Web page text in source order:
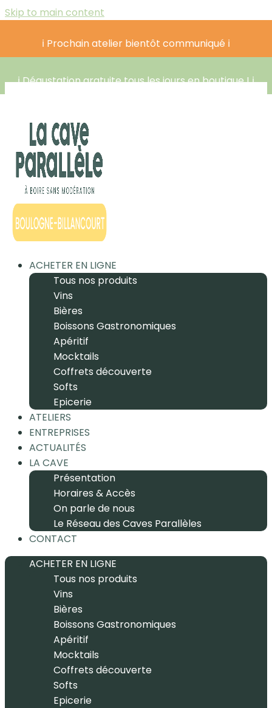
Skip to main content
ℹ️ Prochain atelier bientôt communiqué ℹ️
ℹ️ Dégustation gratuite tous les jours en boutique ! ℹ️
ACHETER EN LIGNE
Tous nos produits
Vins
Bières
Boissons Gastronomiques
Apéritif
Mocktails
Coffrets découverte
Softs
Epicerie
ATELIERS
ENTREPRISES
ACTUALITÉS
LA CAVE
Présentation
Horaires & Accès
On parle de nous
Le Réseau des Caves Parallèles
CONTACT
ACHETER EN LIGNE
Tous nos produits
Vins
Bières
Boissons Gastronomiques
Apéritif
Mocktails
Coffrets découverte
Softs
Epicerie